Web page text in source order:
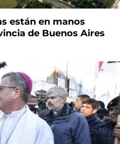
están en manos
de Buenos Aires